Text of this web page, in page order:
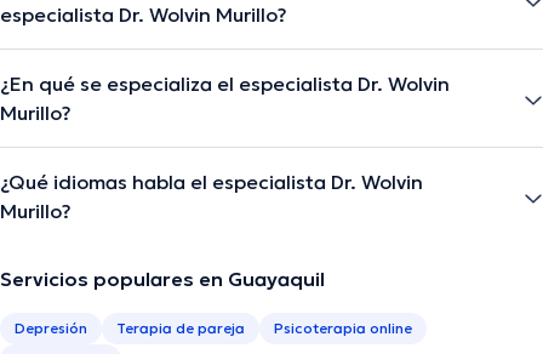
especialista Dr. Wolvin Murillo?
¿En qué se especializa el especialista Dr. Wolvin
Murillo?
¿Qué idiomas habla el especialista Dr. Wolvin
Murillo?
Servicios populares en Guayaquil
Depresión Terapia de pareja
Psicoterapia online